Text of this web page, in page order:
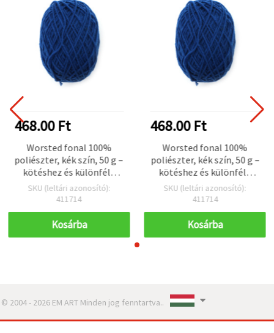
468.00 Ft
Worsted fonal 100%
poliészter, kék szín, 50 g –
kötéshez és különféle
kézműves hobbi
projektekhez
SKU (leltári azonosító):
411714
Kosárba
468.00 Ft
Worsted fonal 100%
poliészter, kék szín, 50 g –
kötéshez és különféle
kézműves hobbi
projektekhez
SKU (leltári azonosító):
411714
Kosárba
© 2004 - 2026 EM ART Minden jog fenntartva..